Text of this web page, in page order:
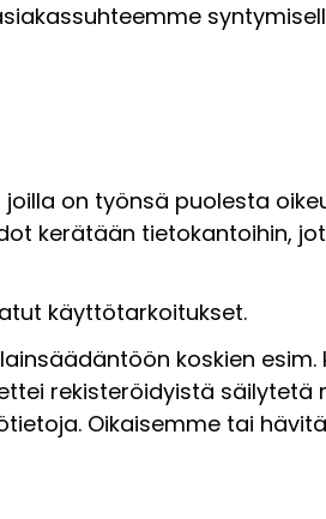
on työnsä puolesta
kerätään tietokantoihin,
käyttötarkoitukset.
koskien esim.
rekisteröidyistä säilytetä
Oikaisemme tai